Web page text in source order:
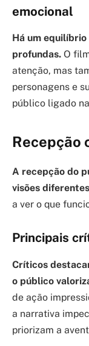
emocional
Há um
profundas. O
atenção, mas
personagens e
público ligado
Recepção
A recepção do
visões
a ver o que
Principais
Críticos
o público
de ação
a narrativa
priorizam a